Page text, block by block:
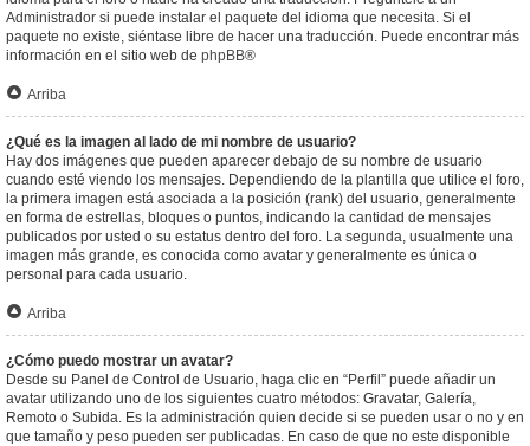
Administrador si puede instalar el paquete del idioma que necesita. Si el
paquete no existe, siéntase libre de hacer una traducción. Puede encontrar más
información en el sitio web de phpBB®
Arriba
¿Qué es la imagen al lado de mi nombre de usuario?
Hay dos imágenes que pueden aparecer debajo de su nombre de usuario
cuando esté viendo los mensajes. Dependiendo de la plantilla que utilice el foro,
la primera imagen está asociada a la posición (rank) del usuario, generalmente
en forma de estrellas, bloques o puntos, indicando la cantidad de mensajes
publicados por usted o su estatus dentro del foro. La segunda, usualmente una
imagen más grande, es conocida como avatar y generalmente es única o
personal para cada usuario.
Arriba
¿Cómo puedo mostrar un avatar?
Desde su Panel de Control de Usuario, haga clic en “Perfil” puede añadir un
avatar utilizando uno de los siguientes cuatro métodos: Gravatar, Galería,
Remoto o Subida. Es la administración quien decide si se pueden usar o no y en
que tamaño y peso pueden ser publicadas. En caso de que no este disponible